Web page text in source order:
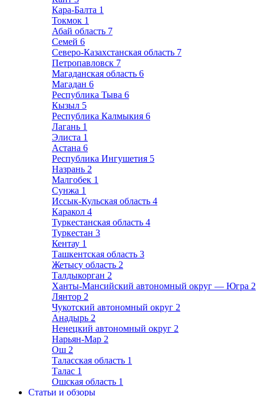
Кара-Балта 1
Токмок 1
Абай область 7
Семей 6
Северо-Казахстанская область 7
Петропавловск 7
Магаданская область 6
Магадан 6
Республика Тыва 6
Кызыл 5
Республика Калмыкия 6
Лагань 1
Элиста 1
Астана 6
Республика Ингушетия 5
Назрань 2
Малгобек 1
Сунжа 1
Иссык-Кульская область 4
Каракол 4
Туркестанская область 4
Туркестан 3
Кентау 1
Ташкентская область 3
Жетысу область 2
Талдыкорган 2
Ханты-Мансийский автономный округ — Югра 2
Лянтор 2
Чукотский автономный округ 2
Анадырь 2
Ненецкий автономный округ 2
Нарьян-Мар 2
Ош 2
Таласская область 1
Талас 1
Ошская область 1
Статьи и обзоры